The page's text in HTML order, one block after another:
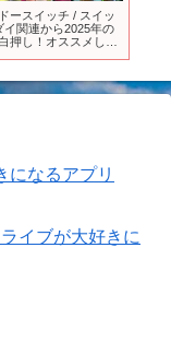
ースイッチ / スイッ
イ関連から2025年の
押し！オススメした
なるアプリ
イブが大好きに